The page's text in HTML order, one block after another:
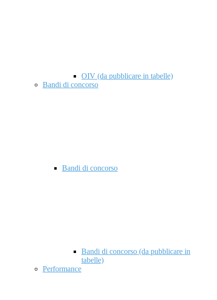
OIV (da pubblicare in tabelle)
Bandi di concorso
Bandi di concorso
Bandi di concorso (da pubblicare in
tabelle)
Performance